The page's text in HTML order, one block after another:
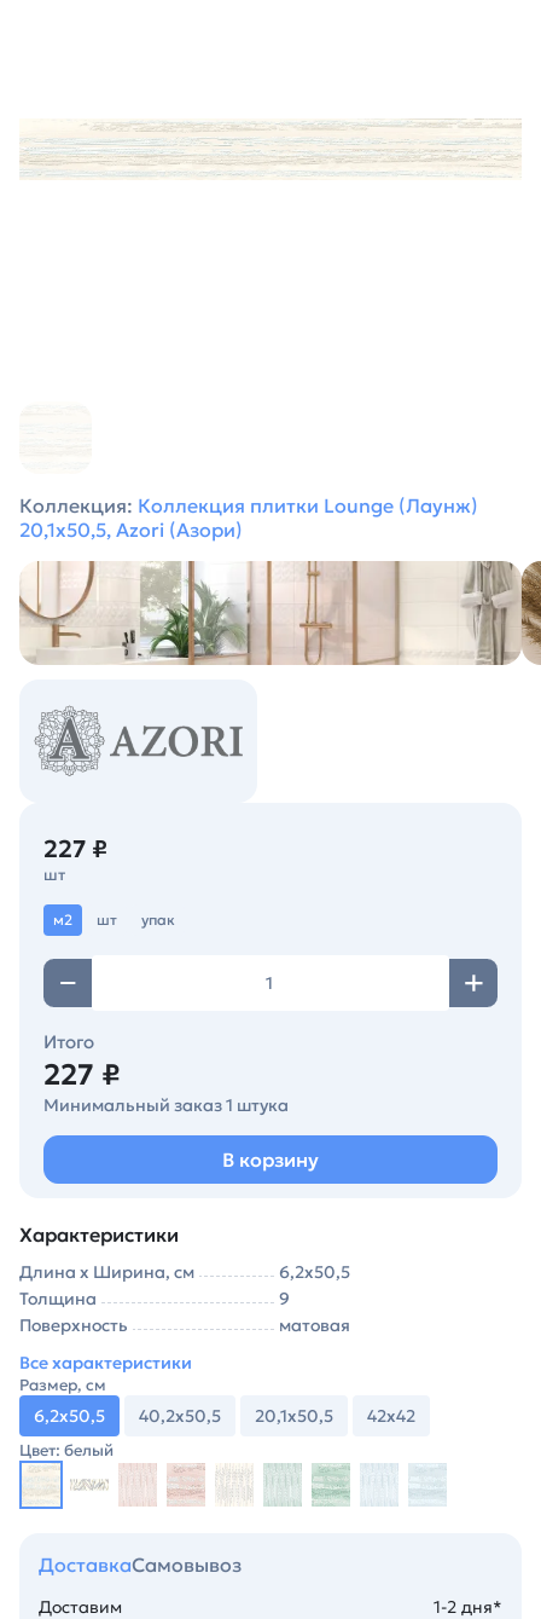
Коллекция: Коллекция плитки Lounge (Лаунж)
20,1х50,5, Azori (Азори)
227 ₽
шт
м2 шт упак
Итого
227 ₽
Минимальный заказ 1 штука
В корзину
Характеристики
Длина х Ширина, см
6,2х50,5
Толщина
9
Поверхность
матовая
Все характеристики
Размер, см
6,2х50,5 40,2х50,5 20,1х50,5 42х42
Цвет: белый
ДоставкаСамовывоз
Доставим
1-2 дня*